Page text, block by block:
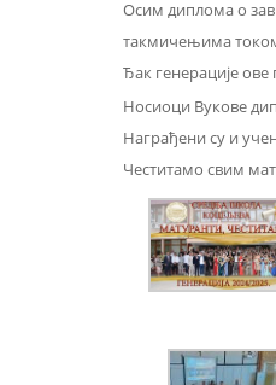
Осим диплома о
такмичењима
Ђак генерације
Носиоци Вукове
Награђени су и
Честитамо свим